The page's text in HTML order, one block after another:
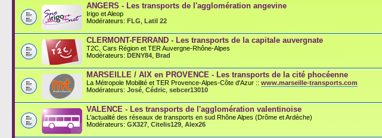
ANGERS - Les transports de l'agglomération angevine
Irigo et Aleop
Modérateurs: FLG Latil 22
CLERMONT-FERRAND - Les transports de la capitale auvergnate
T2C, Cars Région et TER Auvergne-Rhône-Alpes
Modérateurs: DENY84 Brad
MARSEILLE / AIX en PROVENCE - Les transports de la cité phocéenne
La Métropole Mobilité et TER Provence-Alpes-Côte d'Azur :: www.marseille-transports.com
Modérateurs: José Cédric sebcer13010
VALENCE - Les transports de l'agglomération valentinoise
L'actualité des réseaux de transports en sud Rhône Alpes (Drôme et Ardèche)
Modérateurs: GX327 Citelis129 Alex26